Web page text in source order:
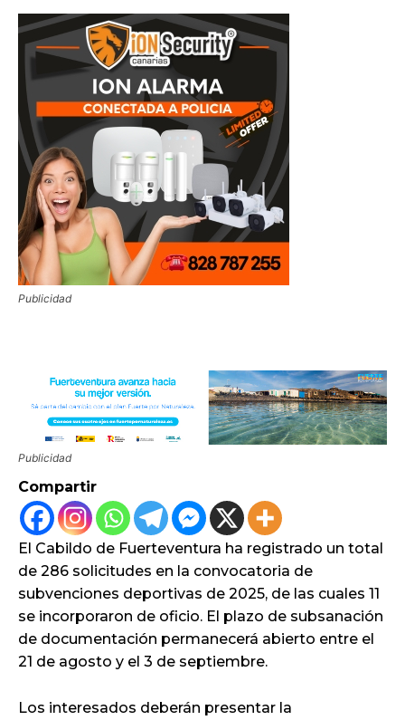
Publicidad
Publicidad
Compartir
El Cabildo de Fuerteventura ha registrado un total
de 286 solicitudes en la convocatoria de
subvenciones deportivas de 2025, de las cuales 11
se incorporaron de oficio. El plazo de subsanación
de documentación permanecerá abierto entre el
21 de agosto y el 3 de septiembre.
Los interesados deberán presentar la